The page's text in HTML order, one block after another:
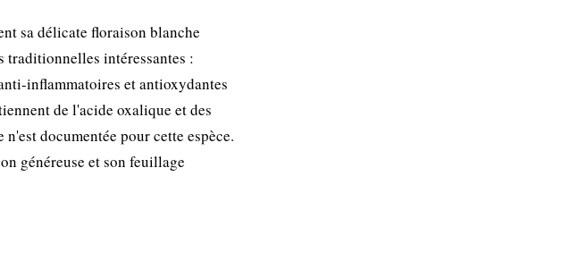
sa délicate floraison blanche
traditionnelles intéressantes :
inflammatoires et antioxydantes
de l'acide oxalique et des
documentée pour cette espèce.
généreuse et son feuillage